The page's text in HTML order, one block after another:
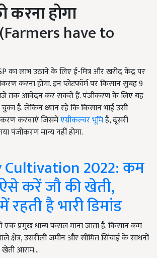
करना होगा
(Farmers have to
का लाभ उठाने के लिए ई-मित्र और खरीद केंद्र पर
करना होगा. इन प्लेटफॉर्म पर किसान सुबह 9
तक आवेदन कर सकते हैं. पंजीकरण के लिए यह
है. लेकिन ध्यान रहे कि किसान भाई उसी
करवाएं जिसमेंएग्रीकल्चर भूमिहै, दूसरी
पंजीकरण मान्य नहीं होगा.
Cultivation 2022: कम
करें जौ की खेती,
रहती है भारी डिमांड
एक प्रमुख धान्य फसल माना जाता है. किसान कम
क्षेत्र, उसरीली जमीन और सीमित सिंचाई के साधनों
आराम…